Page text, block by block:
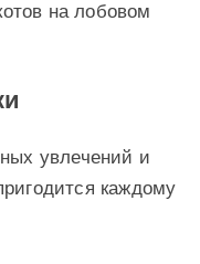
на лобовом
увлечений и
каждому